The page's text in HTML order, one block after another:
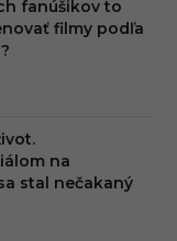
fanúšikov to
filmy podľa
na
stal nečakaný